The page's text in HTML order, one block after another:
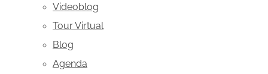
Videoblog
Tour Virtual
Blog
Agenda